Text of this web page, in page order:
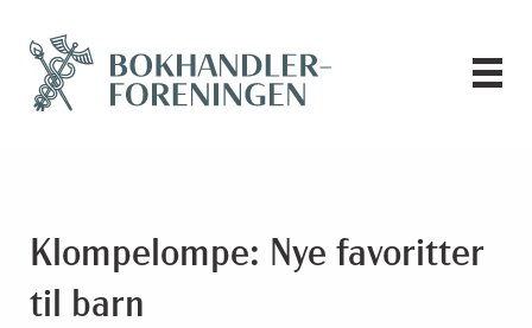
Klompelompe: Nye favoritter
til barn